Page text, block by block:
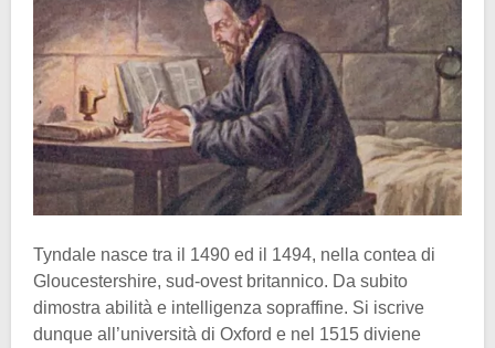
Tyndale nasce tra il 1490 ed il 1494, nella contea di
Gloucestershire, sud-ovest britannico. Da subito
dimostra abilità e intelligenza sopraffine. Si iscrive
dunque all’università di Oxford e nel 1515 diviene